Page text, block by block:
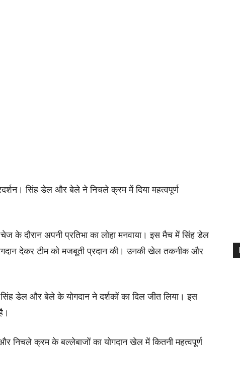
सिंह डेल और बेले ने निचले क्रम में दिया महत्वपूर्ण
के दौरान अपनी प्रतिभा का लोहा मनवाया। इस मैच में सिंह डेल
देकर टीम को मजबूती प्रदान की। उनकी खेल तकनीक और
डेल और बेले के योगदान ने दर्शकों का दिल जीत लिया। इस
और निचले क्रम के बल्लेबाजों का योगदान खेल में कितनी महत्वपूर्ण